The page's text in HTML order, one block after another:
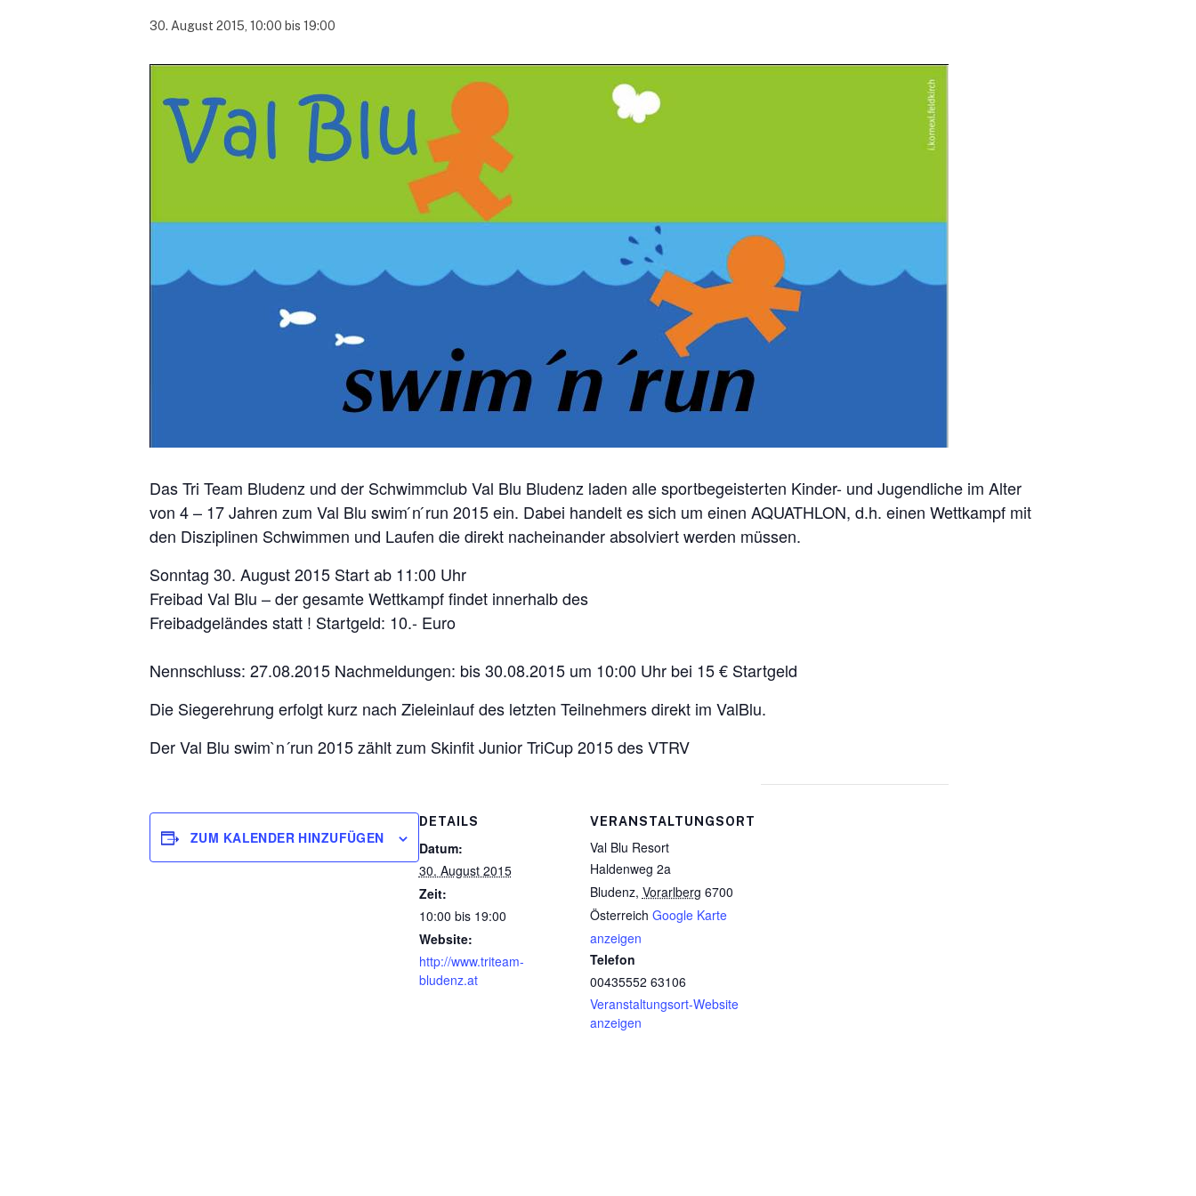
30. August 2015, 10:00 bis 19:00
Das Tri Team Bludenz und der Schwimmclub Val Blu Bludenz laden alle sportbegeisterten Kinder- und Jugendliche im Alter
von 4 – 17 Jahren zum Val Blu swim ́n ́run 2015 ein. Dabei handelt es sich um einen AQUATHLON, d.h. einen Wettkampf mit
den Disziplinen Schwimmen und Laufen die direkt nacheinander absolviert werden müssen.
Sonntag 30. August 2015 Start ab 11:00 Uhr
Freibad Val Blu – der gesamte Wettkampf findet innerhalb des
Freibadgeländes statt ! Startgeld: 10.- Euro
Nennschluss: 27.08.2015 Nachmeldungen: bis 30.08.2015 um 10:00 Uhr bei 15 € Startgeld
Die Siegerehrung erfolgt kurz nach Zieleinlauf des letzten Teilnehmers direkt im ValBlu.
Der Val Blu swim`n´run 2015 zählt zum Skinfit Junior TriCup 2015 des VTRV
ZUM KALENDER HINZUFÜGEN
DETAILS
Datum:
30. August 2015
Zeit:
10:00 bis 19:00
Website:
http://www.triteam-
bludenz.at
VERANSTALTUNGSORT
Val Blu Resort
Haldenweg 2a
Bludenz, Vorarlberg 6700
Österreich Google Karte
anzeigen
Telefon
00435552 63106
Veranstaltungsort-Website
anzeigen